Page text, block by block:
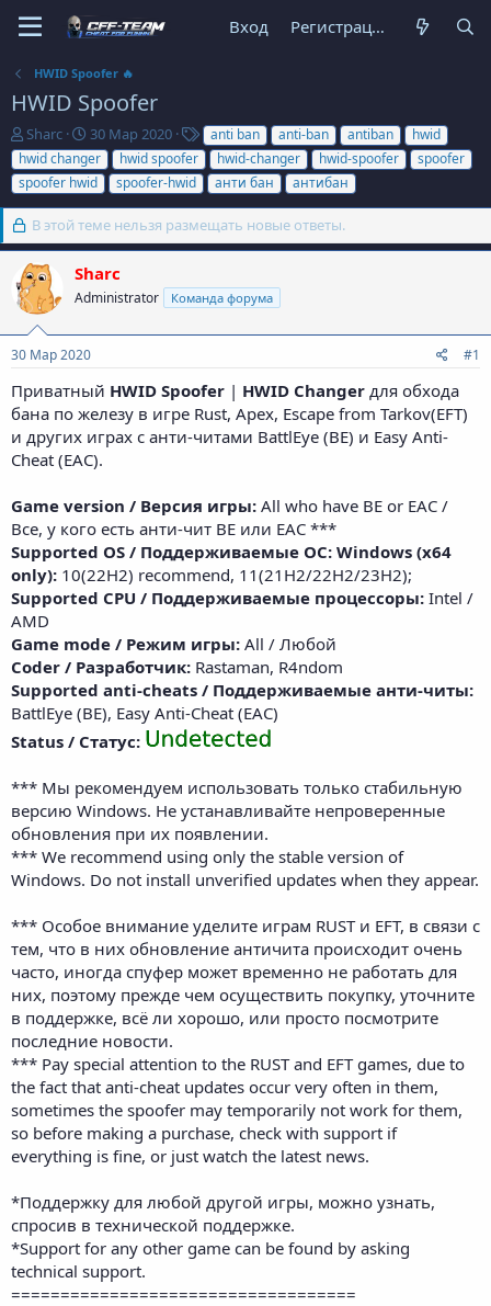
Вход Регистрация
HWID Spoofer 🔥
HWID Spoofer
А
в
т
о
р
т
е
м
ы
Sharc
Д
а
т
а
н
а
ч
а
л
30 Мар 2020
Т
е
г
и
anti ban anti-ban antiban
hwid
hwid changer
hwid spoofer hwid-changer hwid-spoofer
spoofer
spoofer hwid
spoofer-hwid анти бан антибан
В этой теме нельзя размещать новые ответы.
Sharc
Administrator Команда форума
30 Мар 2020 #1
Приватный HWID Spoofer | HWID Changer для обхода
бана по железу в игре Rust, Apex, Escape from Tarkov(EFT)
и других играх с анти-читами BattlEye (BE) и Easy Anti-
Cheat (EAC).
Game version / Версия игры: All who have BE or EAC /
Все, у кого есть анти-чит BE или EAC ***
Supported OS / Поддерживаемые ОС: Windows (x64
only): 10(22H2) recommend, 11(21H2/22H2/23H2);
Supported CPU / Поддерживаемые процессоры: Intel /
AMD
Game mode / Режим игры: All / Любой
Coder / Разработчик: Rastaman, R4ndom
Supported anti-cheats / Поддерживаемые анти-читы:
BattlEye (BE), Easy Anti-Cheat (EAC)
Status / Статус:
*** Мы рекомендуем использовать только стабильную
версию Windows. Не устанавливайте непроверенные
обновления при их появлении.
*** We recommend using only the stable version of
Windows. Do not install unverified updates when they appear.
*** Особое внимание уделите играм RUST и EFT, в связи с
тем, что в них обновление античита происходит очень
часто, иногда спуфер может временно не работать для
них, поэтому прежде чем осуществить покупку, уточните
в поддержке, всё ли хорошо, или просто посмотрите
последние новости.
*** Pay special attention to the RUST and EFT games, due to
the fact that anti-cheat updates occur very often in them,
sometimes the spoofer may temporarily not work for them,
so before making a purchase, check with support if
everything is fine, or just watch the latest news.
*Поддержку для любой другой игры, можно узнать,
спросив в технической поддержке.
*Support for any other game can be found by asking
technical support.
===================================